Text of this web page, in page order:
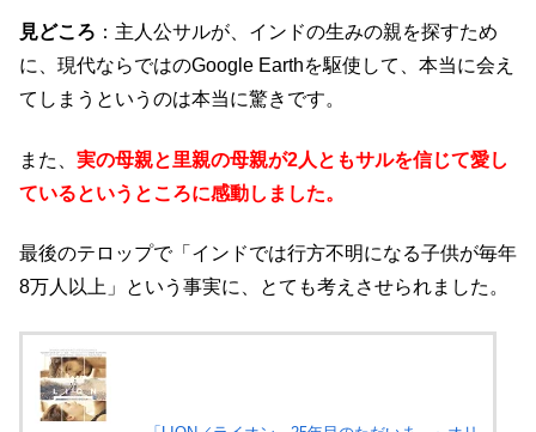
見どころ ：主人公サルが、インドの生みの親を探すため
に、現代ならではのGoogle Earthを駆使して、本当に会え
てしまうというのは本当に驚きです。
また、 実の母親と里親の母親が2人ともサルを信じて愛し
ているというところに感動しました。
最後のテロップで「インドでは行方不明になる子供が毎年
8万人以上」という事実に、とても考えさせられました。